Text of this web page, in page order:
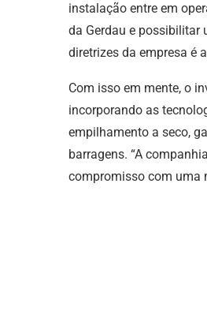
instalação entre em
da Gerdau e possibilitar
diretrizes da empresa é
Com isso em mente, o
incorporando as
empilhamento a seco,
barragens. “A
compromisso com uma